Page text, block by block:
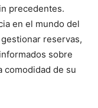
precedentes.
en el mundo del
reservas,
sobre
comodidad de su